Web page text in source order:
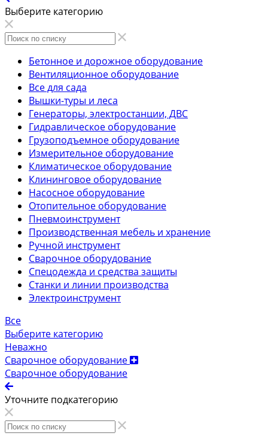
Выберите категорию
Бетонное и дорожное оборудование
Вентиляционное оборудование
Все для сада
Вышки-туры и леса
Генераторы, электростанции, ДВС
Гидравлическое оборудование
Грузоподъемное оборудование
Измерительное оборудование
Климатическое оборудование
Клининговое оборудование
Насосное оборудование
Отопительное оборудование
Пневмоинструмент
Производственная мебель и хранение
Ручной инструмент
Сварочное оборудование
Спецодежда и средства защиты
Станки и линии производства
Электроинструмент
Все
Выберите категорию
Неважно
Сварочное оборудование
Сварочное оборудование
Уточните подкатегорию